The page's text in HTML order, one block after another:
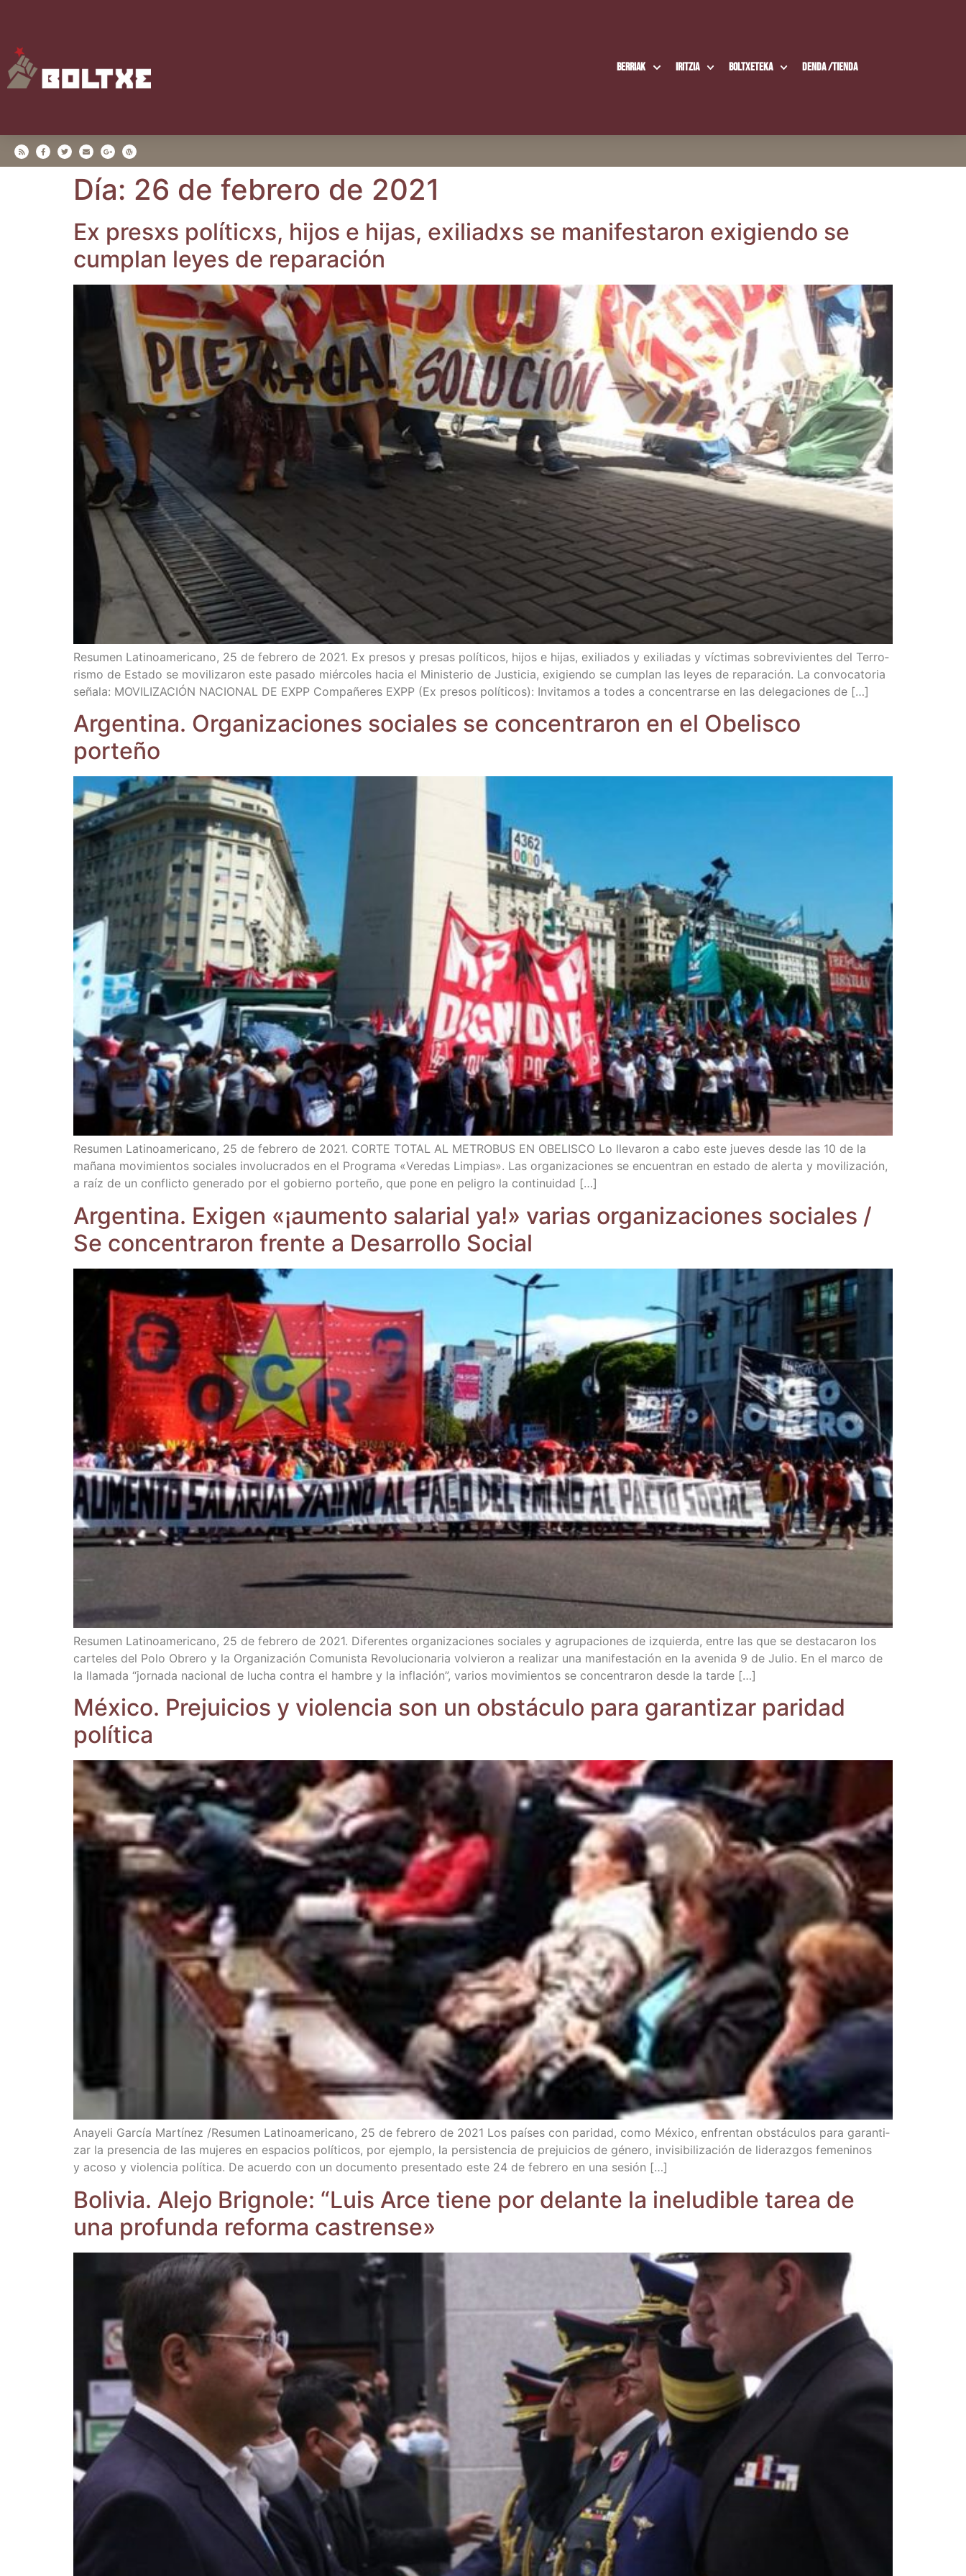
Berriak Iritzia Boltxe­te­ka Den­da /​Tien­da
Día: 26 de febrero de 2021
Ex presxs polí­ticxs, hijos e hijas, exi­liadxs se mani­fes­ta­ron exi­gien­do se
cum­plan leyes de reparación
Resu­men Lati­no­ame­ri­cano, 25 de febre­ro de 2021. Ex pre­sos y pre­sas polí­ti­cos, hijos e hijas, exi­lia­dos y exi­lia­das y víc­ti­mas sobre­vi­vien­tes del Terro­
ris­mo de Esta­do se movi­li­za­ron este pasa­do miér­co­les hacia el Minis­te­rio de Jus­ti­cia, exi­gien­do se cum­plan las leyes de repa­ra­ción. La con­vo­ca­to­ria
seña­la: MOVILIZACIÓN NACIONAL DE EXPP Com­pa­ñe­res EXPP (Ex pre­sos polí­ti­cos): Invi­ta­mos a todes a con­cen­trar­se en las dele­ga­cio­nes de […]
Argen­ti­na. Orga­ni­za­cio­nes socia­les se con­cen­tra­ron en el Obe­lis­co
porteño
Resu­men Lati­no­ame­ri­cano, 25 de febre­ro de 2021. CORTE TOTAL AL METROBUS EN OBELISCO Lo lle­va­ron a cabo este jue­ves des­de las 10 de la
maña­na movi­mien­tos socia­les invo­lu­cra­dos en el Pro­gra­ma «Vere­das Lim­pias». Las orga­ni­za­cio­nes se encuen­tran en esta­do de aler­ta y movi­li­za­ción,
a raíz de un con­flic­to gene­ra­do por el gobierno por­te­ño, que pone en peli­gro la continuidad […]
Argen­ti­na. Exi­gen «¡aumen­to sala­rial ya!» varias orga­ni­za­cio­nes socia­les /​
Se con­cen­tra­ron fren­te a Desa­rro­llo Social
Resu­men Lati­no­ame­ri­cano, 25 de febre­ro de 2021. Dife­ren­tes orga­ni­za­cio­nes socia­les y agru­pa­cio­nes de izquier­da, entre las que se des­ta­ca­ron los
car­te­les del Polo Obre­ro y la Orga­ni­za­ción Comu­nis­ta Revo­lu­cio­na­ria vol­vie­ron a rea­li­zar una mani­fes­ta­ción en la ave­ni­da 9 de Julio. En el mar­co de
la lla­ma­da “jor­na­da nacio­nal de lucha con­tra el ham­bre y la infla­ción”, varios movi­mien­tos se con­cen­tra­ron des­de la tarde […]
Méxi­co. Pre­jui­cios y vio­len­cia son un obs­tácu­lo para garan­ti­zar pari­dad
política
Ana­ye­li Gar­cía Mar­tí­nez /​Resu­men Lati­no­ame­ri­cano, 25 de febre­ro de 2021 Los paí­ses con pari­dad, como Méxi­co, enfren­tan obs­tácu­los para garan­ti­
zar la pre­sen­cia de las muje­res en espa­cios polí­ti­cos, por ejem­plo, la per­sis­ten­cia de pre­jui­cios de géne­ro, invi­si­bi­li­za­ción de lide­raz­gos feme­ni­nos
y aco­so y vio­len­cia polí­ti­ca. De acuer­do con un docu­men­to pre­sen­ta­do este 24 de febre­ro en una sesión […]
Boli­via. Ale­jo Brig­no­le: “Luis Arce tie­ne por delan­te la inelu­di­ble tarea de
una pro­fun­da refor­ma castrense»